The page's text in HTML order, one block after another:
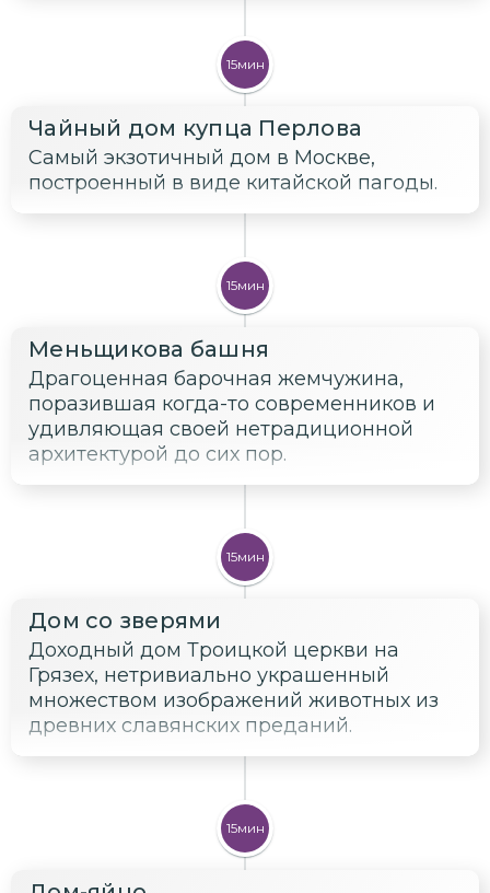
15мин
Чайный дом купца Перлова
Самый экзотичный дом в Москве,
построенный в виде китайской пагоды.
15мин
Меньщикова башня
Драгоценная барочная жемчужина,
поразившая когда-то современников и
удивляющая своей нетрадиционной
архитектурой до сих пор.
15мин
Дом со зверями
Доходный дом Троицкой церкви на
Грязех, нетривиально украшенный
множеством изображений животных из
древних славянских преданий.
15мин